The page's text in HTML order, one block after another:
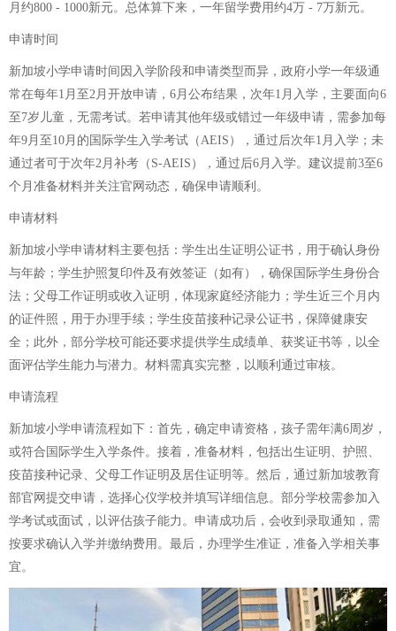
月约800 - 1000新元。总体算下来，一年留学费用约4万 - 7万新元。
申请时间
新加坡小学申请时间因入学阶段和申请类型而异，政府小学一年级通
常在每年1月至2月开放申请，6月公布结果，次年1月入学，主要面向6
至7岁儿童，无需考试。若申请其他年级或错过一年级申请，需参加每
年9月至10月的国际学生入学考试（AEIS），通过后次年1月入学；未
通过者可于次年2月补考（S-AEIS），通过后6月入学。建议提前3至6
个月准备材料并关注官网动态，确保申请顺利。
申请材料
新加坡小学申请材料主要包括：学生出生证明公证书，用于确认身份
与年龄；学生护照复印件及有效签证（如有），确保国际学生身份合
法；父母工作证明或收入证明，体现家庭经济能力；学生近三个月内
的证件照，用于办理手续；学生疫苗接种记录公证书，保障健康安
全；此外，部分学校可能还要求提供学生成绩单、获奖证书等，以全
面评估学生能力与潜力。材料需真实完整，以顺利通过审核。
申请流程
新加坡小学申请流程如下：首先，确定申请资格，孩子需年满6周岁，
或符合国际学生入学条件。接着，准备材料，包括出生证明、护照、
疫苗接种记录、父母工作证明及居住证明等。然后，通过新加坡教育
部官网提交申请，选择心仪学校并填写详细信息。部分学校需参加入
学考试或面试，以评估孩子能力。申请成功后，会收到录取通知，需
按要求确认入学并缴纳费用。最后，办理学生准证，准备入学相关事
宜。